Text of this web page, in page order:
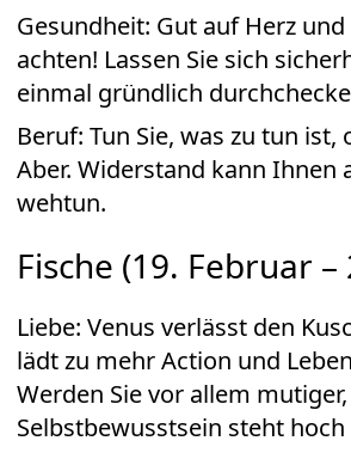
Gesundheit: Gut auf Herz
achten! Lassen Sie sich
einmal gründlich
Beruf: Tun Sie, was zu tun ist,
Aber. Widerstand kann Ihnen
wehtun.
Fische (19. Februar
Liebe: Venus verlässt den
lädt zu mehr Action und
Werden Sie vor allem
Selbstbewusstsein steht hoch